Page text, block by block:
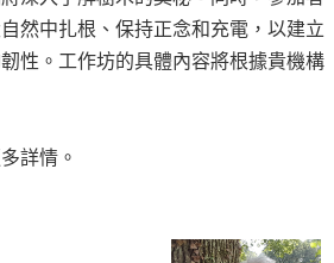
然中扎根、保持正念和充電，以建立
性。工作坊的具體內容將根據貴機構
詳情。